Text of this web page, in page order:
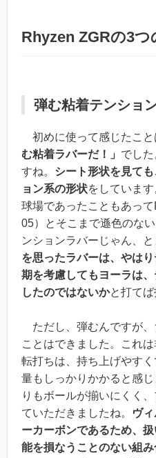
Rhyzen ZGRの3つ
弾む粘着テンション
初めに使って感じたこと
む粘着ラバーだ！」 でし
すね。 シート形状を見て
ョン系の形状をしています
球場であったこともあっ
05）とそこまで遜色のな
ンションラバーじゃん、と
を思ったラバーは、やは
期を考慮してもヨーラは
したのではないかと打てば
ただし、 弾むんですが
ことはできました。これは
転打ちは、持ち上げやす
量もしっかりかかる と感じ
りもボールが揃いにくく
ていただきましたね。
ヴ
ーカーボンであるため、
能を損なうことのない組